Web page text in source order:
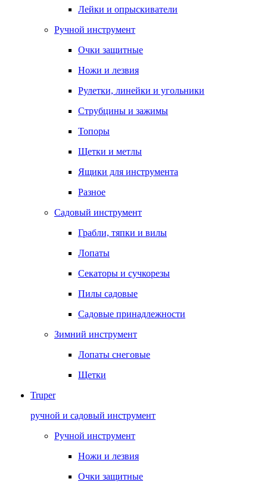
Лейки и опрыскиватели
Ручной инструмент
Очки защитные
Ножи и лезвия
Рулетки, линейки и угольники
Струбцины и зажимы
Топоры
Щетки и метлы
Ящики для инструмента
Разное
Садовый инструмент
Грабли, тяпки и вилы
Лопаты
Секаторы и сучкорезы
Пилы садовые
Садовые принадлежности
Зимний инструмент
Лопаты снеговые
Щетки
Truper
ручной и садовый инструмент
Ручной инструмент
Ножи и лезвия
Очки защитные